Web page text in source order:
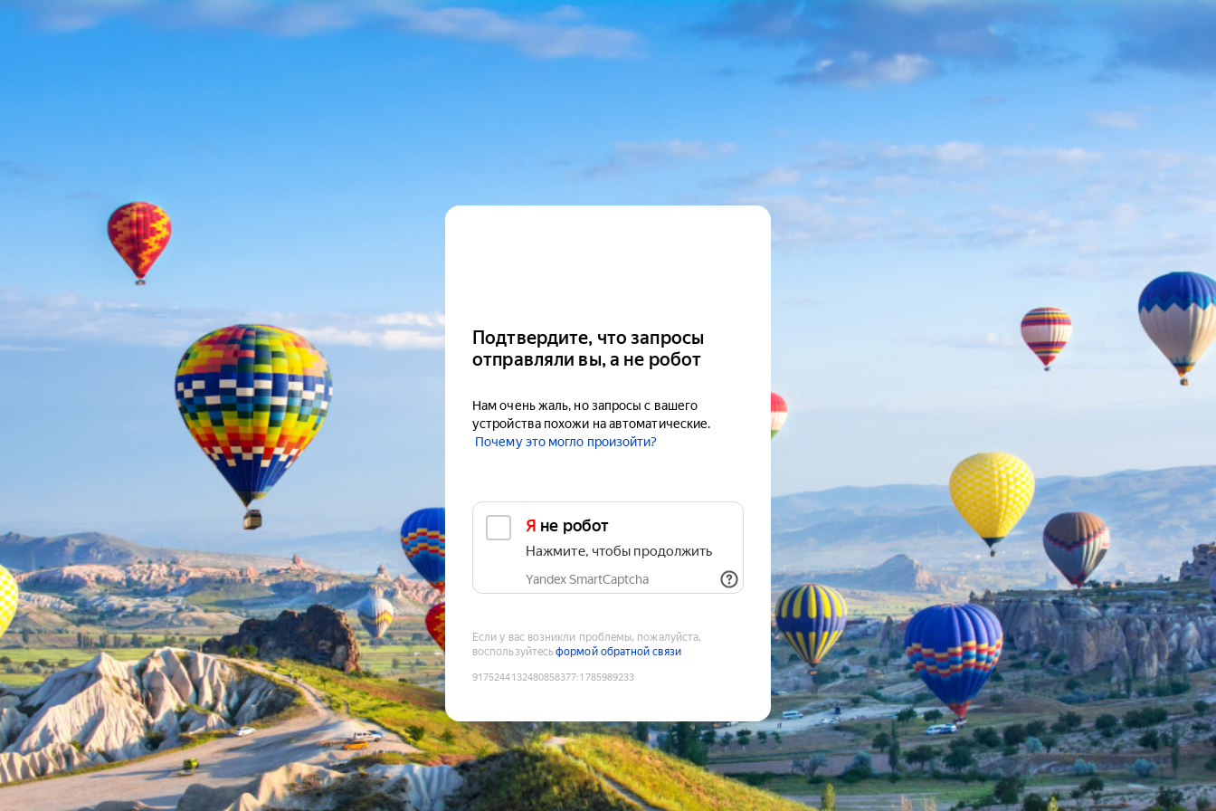
Подтвердите, что запросы
отправляли вы, а не робот
Нам очень жаль, но запросы с вашего
устройства похожи на автоматические.
Почему это могло произойти?
Я не робот
Нажмите, чтобы продолжить
Yandex SmartCaptcha
Если у вас возникли проблемы, пожалуйста,
воспользуйтесьформой обратной связи
9175244132480858377:1785989233